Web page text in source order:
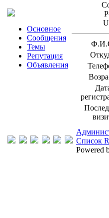
Основное
Сообщения
Темы
Репутация
Объявления
Список
Powered